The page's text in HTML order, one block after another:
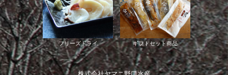
フリーズドライ ギフトセット商品